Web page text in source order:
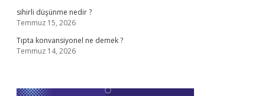
sihirli düşünme nedir ?
Temmuz 15, 2026
Tıpta konvansiyonel ne demek ?
Temmuz 14, 2026